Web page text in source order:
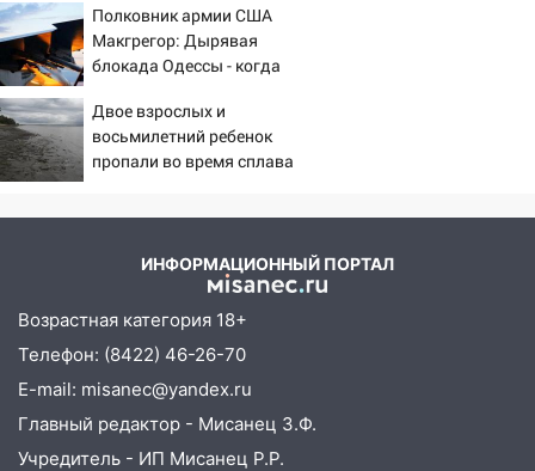
09:28
Дети на дорогах: пострадали
велосипедисты, мотоциклисты и
пешеходы. Обзор крупных аварий в
Ульяновской области
08:30
Поджог со свечой, 16 сгоревших
домов и выстрел за водку
07:50
Императорский мост в
Ульяновске останется закрытым до
утра 10 августа
05:18
Судьба готовит сюрприз: гороскоп
на 8 августа — кому повезет с
деньгами, а кого ждет неожиданная
встреча
Полковник армии США
Макгрегор: Дырявая
блокада Одессы - когда
России за это полетят
головы?
Двое взрослых и
восьмилетний ребенок
пропали во время сплава
ИНФОРМАЦИОННЫЙ ПОРТАЛ
Возрастная категория 18+
Телефон: (8422) 46-26-70
E-mail: misanec@yandex.ru
Главный редактор - Мисанец З.Ф.
Учредитель - ИП Мисанец Р.Р.